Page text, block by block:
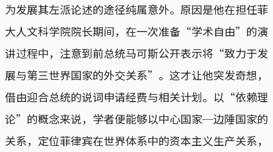
为发展其左派论述的途径纯属意外。原因是他在担任菲
大人文科学院院长期间，在一次准备“学术自由”的演
讲过程中，注意到前总统马可斯公开表示将“致力于发
展与第三世界国家的外交关系”。这才让他突发奇想，
借由迎合总统的说词申请经费与相关计划。以“依赖理
论”的概念来说，学者便能够以中心国家─边陲国家的
关系，定位菲律宾在世界体系中的资本主义生产关系，